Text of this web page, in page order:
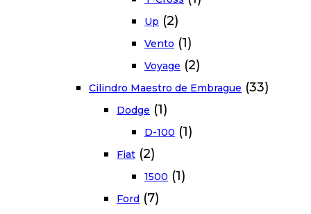
Up (2)
Vento (1)
Voyage (2)
Cilindro Maestro de Embrague (33)
Dodge (1)
D-100 (1)
Fiat (2)
1500 (1)
Ford (7)